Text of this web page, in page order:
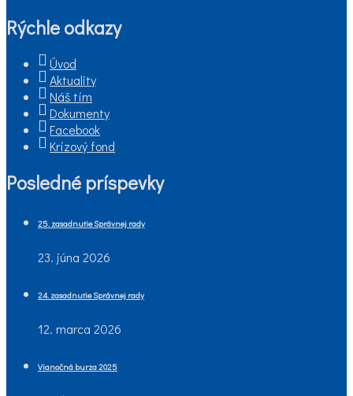
Rýchle odkazy
Úvod
Aktuality
Náš tím
Dokumenty
Facebook
Krízový fond
Posledné príspevky
25. zasadnutie Správnej rady
23. júna 2026
24. zasadnutie Správnej rady
12. marca 2026
Vianočná burza 2025